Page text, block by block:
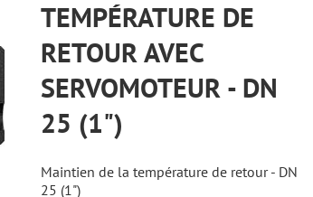
TEMPÉRATURE DE
RETOUR AVEC
SERVOMOTEUR - DN
25 (1")
Maintien de la température de retour - DN
25 (1")